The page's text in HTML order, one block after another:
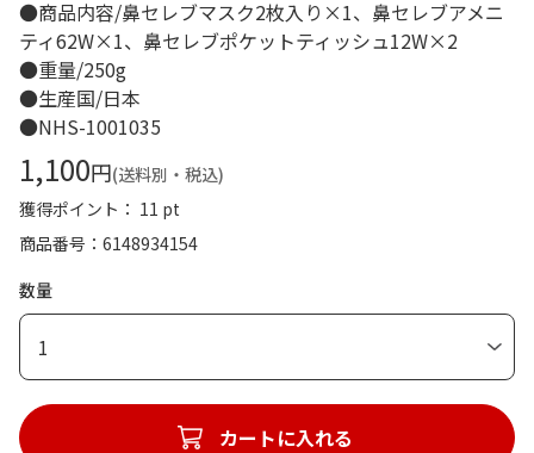
●商品内容/鼻セレブマスク2枚入り×1、鼻セレブアメニ
ティ62W×1、鼻セレブポケットティッシュ12W×2
●重量/250g
●生産国/日本
●NHS-1001035
1,100円(送料別・税込)
獲得ポイント： 11 pt
商品番号
6148934154
数量
1
カートに入れる